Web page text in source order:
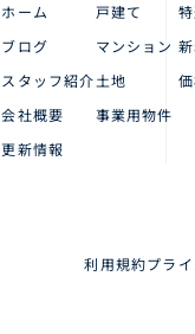
ホーム
ブログ
スタッフ紹介
会社概要
更新情報
戸建て
マンション
土地
事業用物件
利用規約プラ